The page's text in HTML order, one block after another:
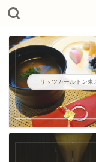
リッツカールトン東